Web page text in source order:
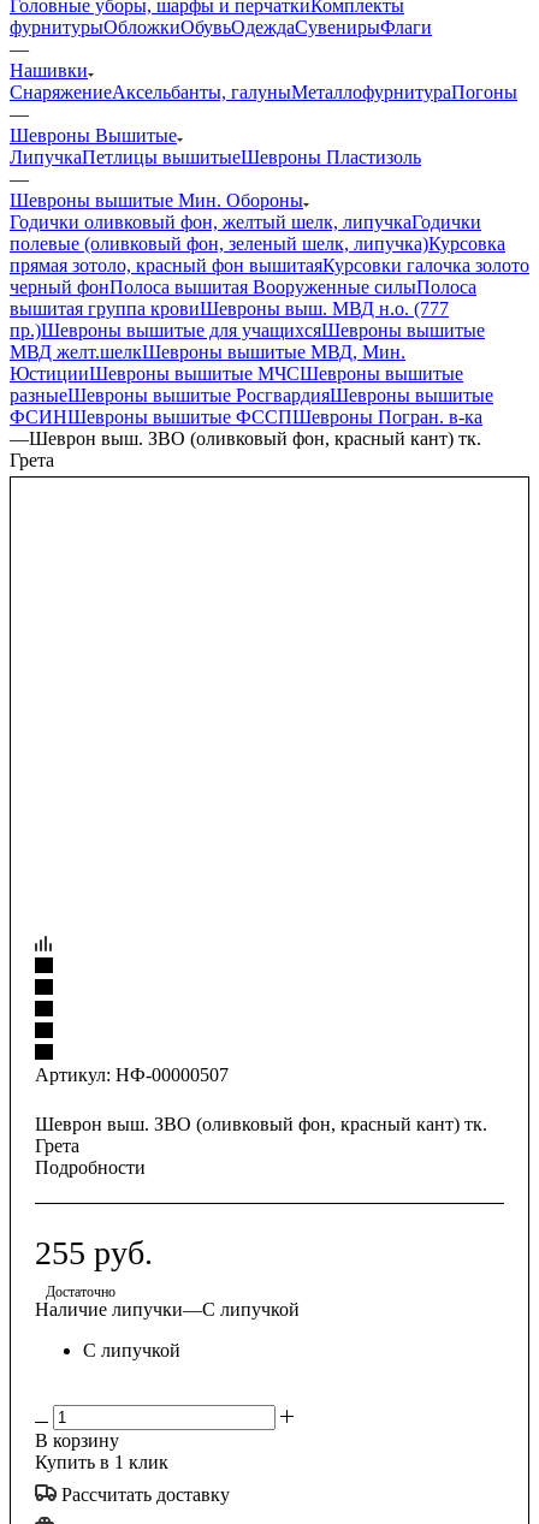
Головные уборы, шарфы и перчаткиКомплекты
фурнитурыОбложкиОбувьОдеждаСувенирыФлаги
—
Нашивки
СнаряжениеАксельбанты, галуныМеталлофурнитураПогоны
—
Шевроны Вышитые
ЛипучкаПетлицы вышитыеШевроны Пластизоль
—
Шевроны вышитые Мин. Обороны
Годички оливковый фон, желтый шелк, липучкаГодички
полевые (оливковый фон, зеленый шелк, липучка)Курсовка
прямая зотоло, красный фон вышитаяКурсовки галочка золото
черный фонПолоса вышитая Вооруженные силыПолоса
вышитая группа кровиШевроны выш. МВД н.о. (777
пр.)Шевроны вышитые для учащихсяШевроны вышитые
МВД желт.шелкШевроны вышитые МВД, Мин.
ЮстицииШевроны вышитые МЧСШевроны вышитые
разныеШевроны вышитые РосгвардияШевроны вышитые
ФСИНШевроны вышитые ФССПШевроны Погран. в-ка
—Шеврон выш. ЗВО (оливковый фон, красный кант) тк.
Грета
Артикул: НФ-00000507
Шеврон выш. ЗВО (оливковый фон, красный кант) тк.
Грета
Подробности
255 руб.
Достаточно
Наличие липучки—С липучкой
С липучкой
В корзину
Купить в 1 клик
Рассчитать доставку